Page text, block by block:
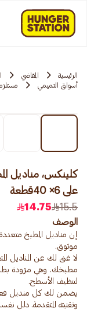
الرئيسية المقاضي
أسواق التميمي
كلينكس، مناديل
على 6× 40قطعة
15.5
14.75
الوصف
إن مناديل المطبخ
لا غنى لك عن المناديل
مطبخك. وهي مزودة
يضمن لك كل منديل
وتقنيته المتقدمة. دلل